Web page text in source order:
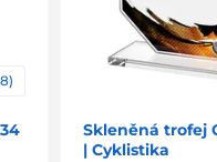
Skleněná trofej
| Cyklistika